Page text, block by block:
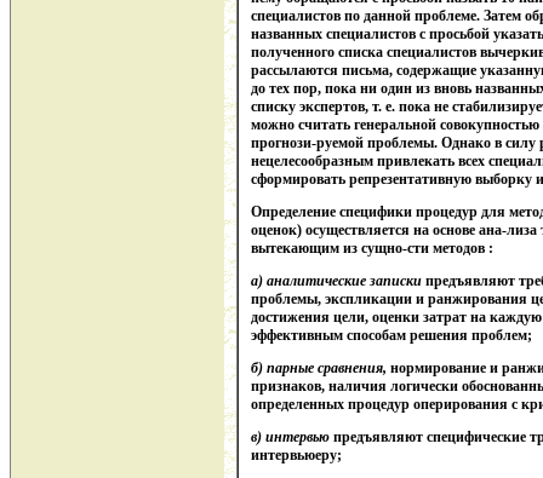
специалистов по данной проблеме. Затем
названных специалистов с просьбой
полученного списка специалистов
рассылаются письма, содержащие
до тех пор, пока ни один из вновь
списку экспертов, т. е. пока не
можно считать генеральной
прогнози-руемой проблемы. Однако в силу
нецелесообразным привлекать всех
сформировать репрезентативную выборку
Определение специфики процедур для
оценок) осуществляется на основе ана-
вытекающим из сущно-сти методов :
а) аналитические записки предъявляют
проблемы, экспликации и ранжирования
достижения цели, оценки затрат на
эффективным способам решения проблем;
б) парные сравнения, нормирование и
признаков, наличия логически
определенных процедур оперирования с
в) интервью предъявляют специфические
интервьюеру;